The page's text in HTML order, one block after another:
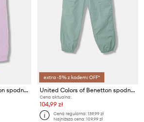
United Colors of Benetton spodnie dresowe bawełniane dziecięce
extra -5% z kodem: OFF*
United Colors of Benetton spodnie joggery dziecięce z bawełną
Cena aktualna:
104,99 zł
Cena regularna:139,99 zł
Najniższa cena:109,99 zł